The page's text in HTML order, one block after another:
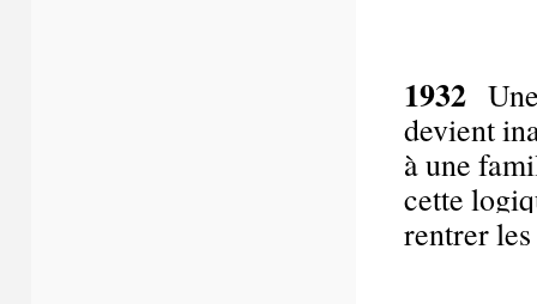
1932
devient
à une
cette
rentrer